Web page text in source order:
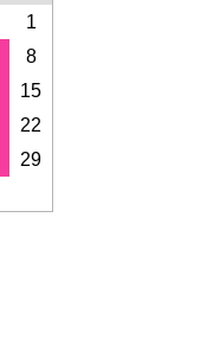
1
8
15
22
29